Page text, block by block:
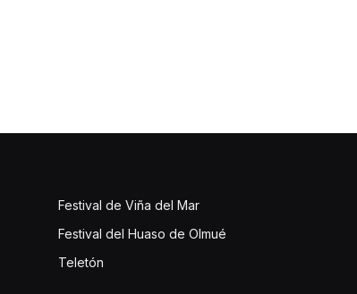
Festival de Viña del Mar
Festival del Huaso de Olmué
Teletón